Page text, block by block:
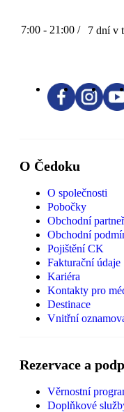
7:00 - 21:00 / 7 dní v
O Čedoku
O společnosti
Pobočky
Obchodní
Obchodní
Pojištění CK
Fakturační údaje
Kariéra
Kontakty pro
Destinace
Vnitřní
Rezervace a
Věrnostní
Doplňkové